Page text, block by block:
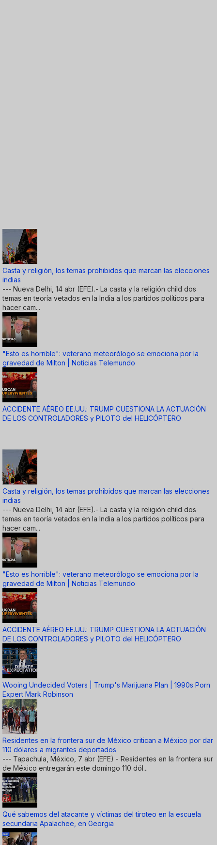
Casta y religión, los temas prohibidos que marcan las elecciones
indias
--- Nueva Delhi, 14 abr (EFE).- La casta y la religión child dos
temas en teoría vetados en la India a los partidos políticos para
hacer cam...
"Esto es horrible": veterano meteorólogo se emociona por la
gravedad de Milton | Noticias Telemundo
ACCIDENTE AÉREO EE.UU.: TRUMP CUESTIONA LA ACTUACIÓN
DE LOS CONTROLADORES y PILOTO del HELICÓPTERO
Casta y religión, los temas prohibidos que marcan las elecciones
indias
--- Nueva Delhi, 14 abr (EFE).- La casta y la religión child dos
temas en teoría vetados en la India a los partidos políticos para
hacer cam...
"Esto es horrible": veterano meteorólogo se emociona por la
gravedad de Milton | Noticias Telemundo
ACCIDENTE AÉREO EE.UU.: TRUMP CUESTIONA LA ACTUACIÓN
DE LOS CONTROLADORES y PILOTO del HELICÓPTERO
Wooing Undecided Voters | Trump's Marijuana Plan | 1990s Porn
Expert Mark Robinson
Residentes en la frontera sur de México critican a México por dar
110 dólares a migrantes deportados
--- Tapachula, México, 7 abr (EFE) - Residentes en la frontera sur
de México entregarán este domingo 110 dól...
Qué sabemos del atacante y víctimas del tiroteo en la escuela
secundaria Apalachee, en Georgia